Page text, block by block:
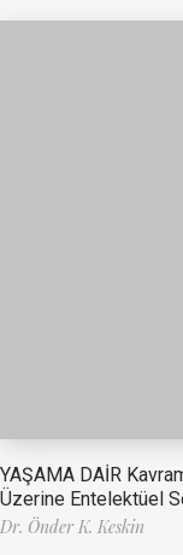
YAŞAMA DAİR
Üzerine Entelektüel
Dr. Önder K. Keskin